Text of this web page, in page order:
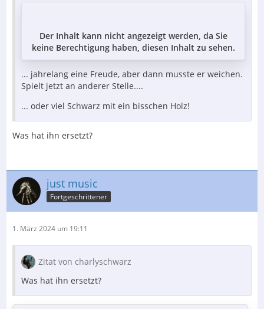
Der Inhalt kann nicht angezeigt werden, da Sie
keine Berechtigung haben, diesen Inhalt zu sehen.
... jahrelang eine Freude, aber dann musste er weichen.
Spielt jetzt an anderer Stelle....
... oder viel Schwarz mit ein bisschen Holz!
Was hat ihn ersetzt?
just music
Fortgeschrittener
1. März 2024 um 19:11
Zitat von charlyschwarz
Was hat ihn ersetzt?